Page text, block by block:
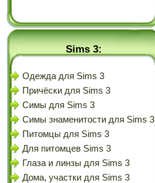
Sims 3:
Одежда для Sims 3
Причёски для Sims 3
Симы для Sims 3
Симы знаменитости для Sims 3
Питомцы для Sims 3
Для питомцев Sims 3
Глаза и линзы для Sims 3
Дома, участки для Sims 3